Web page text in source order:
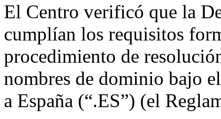
El Centro verificó que la
cumplían los requisitos
procedimiento de
nombres de dominio bajo
a España (“.ES”) (el